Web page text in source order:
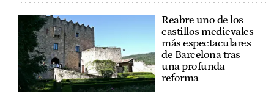
Reabre uno de los
castillos medievales
más espectaculares
de Barcelona tras
una profunda
reforma